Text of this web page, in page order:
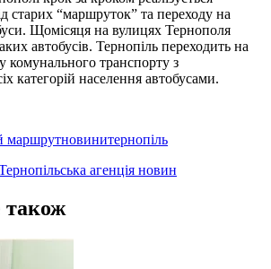
старих “маршруток” та переходу на
Щомісяця на вулицях Тернополя
автобусів. Тернопіль переходить на
комунального транспорту з
категорій населення автобусами.
маршрутновинитернопіль
агенція новин
також